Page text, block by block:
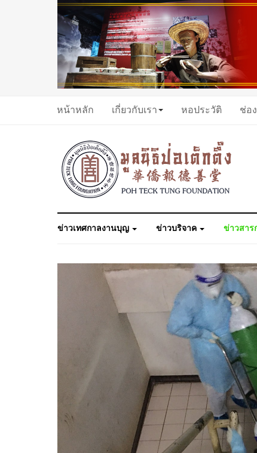
หน้าหลัก เกี่ยวกับเรา หอประวัติ ช่อ
ข่าวเทศกาลงานบุญ ข่าวบริจาค ข่าวสาร